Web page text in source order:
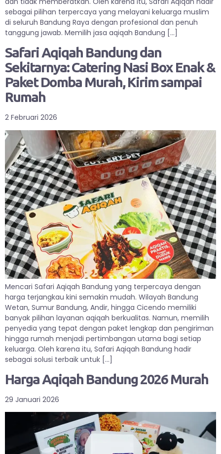
sebagai pilihan terpercaya yang melayani keluarga muslim
di seluruh Bandung Raya dengan profesional dan penuh
tanggung jawab. Memilih jasa aqiqah Bandung […]
Safari Aqiqah Bandung dan
Sekitarnya: Catering Nasi Box Enak &
Paket Domba Murah, Kirim sampai
Rumah
2 Februari 2026
Mencari Safari Aqiqah Bandung yang terpercaya dengan
harga terjangkau kini semakin mudah. Wilayah Bandung
Wetan, Sumur Bandung, Andir, hingga Cicendo memiliki
banyak pilihan layanan aqiqah berkualitas. Namun, memilih
penyedia yang tepat dengan paket lengkap dan pengiriman
hingga rumah menjadi pertimbangan utama bagi setiap
keluarga. Oleh karena itu, Safari Aqiqah Bandung hadir
sebagai solusi terbaik untuk […]
Harga Aqiqah Bandung 2026 Murah
29 Januari 2026